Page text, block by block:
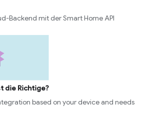
Backend mit der Smart Home API
die Richtige?
based on your device and needs